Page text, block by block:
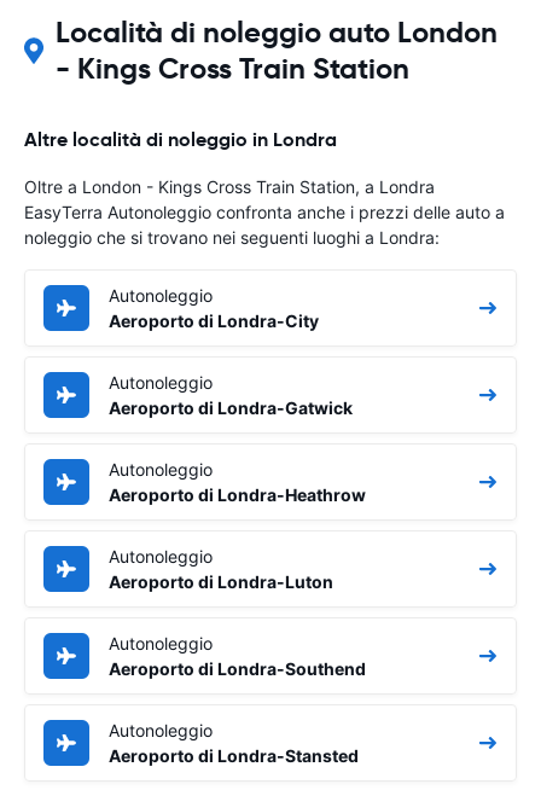
Località di noleggio auto London
- Kings Cross Train Station
Altre località di noleggio in Londra
Oltre a London - Kings Cross Train Station, a Londra
EasyTerra Autonoleggio confronta anche i prezzi delle auto a
noleggio che si trovano nei seguenti luoghi a Londra:
Autonoleggio
Aeroporto di Londra-City
Autonoleggio
Aeroporto di Londra-Gatwick
Autonoleggio
Aeroporto di Londra-Heathrow
Autonoleggio
Aeroporto di Londra-Luton
Autonoleggio
Aeroporto di Londra-Southend
Autonoleggio
Aeroporto di Londra-Stansted